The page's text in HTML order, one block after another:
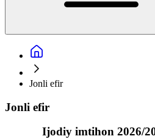
Jonli efir
Jonli efir
Ijodiy imtihon 2026/